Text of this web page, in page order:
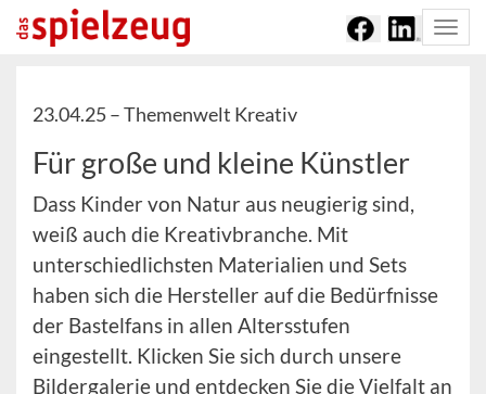
23.04.25 –Themenwelt Kreativ
Für große und kleine Künstler
Dass Kinder von Natur aus neugierig sind,
weiß auch die Kreativbranche. Mit
unterschiedlichsten Materialien und Sets
haben sich die Hersteller auf die Bedürfnisse
der Bastelfans in allen Altersstufen
eingestellt. Klicken Sie sich durch unsere
Bildergalerie und entdecken Sie die Vielfalt an